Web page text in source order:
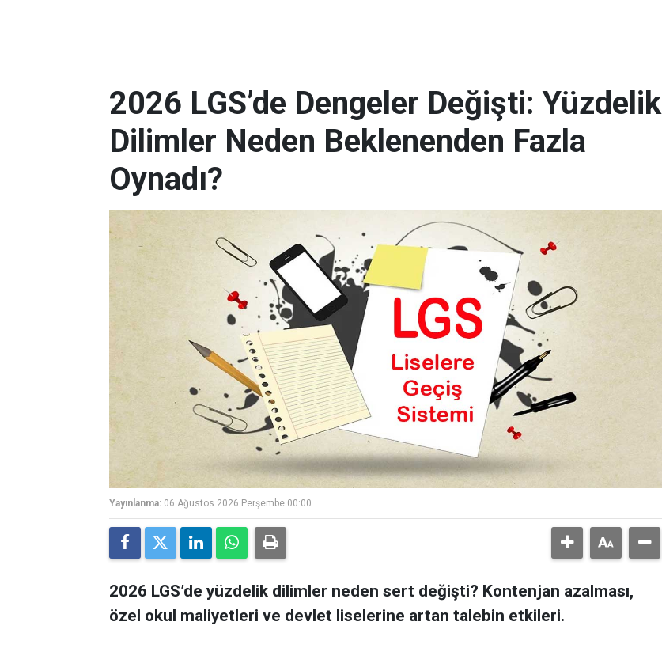
2026 LGS’de Dengeler Değişti: Yüzdelik
Dilimler Neden Beklenenden Fazla
Oynadı?
Yayınlanma: 06 Ağustos 2026 Perşembe 00:00
2026 LGS’de yüzdelik dilimler neden sert değişti? Kontenjan azalması,
özel okul maliyetleri ve devlet liselerine artan talebin etkileri.